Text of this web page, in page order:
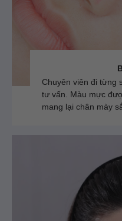
Chuyên viên đi từng
tư vấn. Màu mực
mang lại chân mày